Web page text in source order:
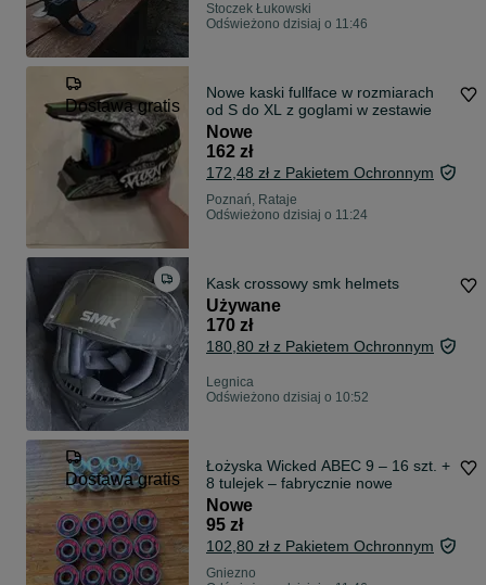
Stoczek Łukowski
Odświeżono dzisiaj o 11:46
Dostawa gratis
Nowe kaski fullface w rozmiarach
od S do XL z goglami w zestawie
Nowe
162 zł
172,48 zł z Pakietem Ochronnym
Poznań, Rataje
Odświeżono dzisiaj o 11:24
Kask crossowy smk helmets
Używane
170 zł
180,80 zł z Pakietem Ochronnym
Legnica
Odświeżono dzisiaj o 10:52
Dostawa gratis
Łożyska Wicked ABEC 9 – 16 szt. +
8 tulejek – fabrycznie nowe
Nowe
95 zł
102,80 zł z Pakietem Ochronnym
Gniezno